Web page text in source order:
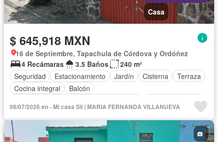
Casa
$ 645,918 MXN
16 de Septiembre, Tapachula de Córdova y Ordóñez
4 Recámaras
3.5 Baños
240 m²
Seguridad
Estacionamiento Jardín Cisterna
Terraza
Cocina integral
Balcón
Cocina equipada
Internet
Electricidad Agua
Cuarto de Limpieza
Televisión por cable
Zonas verdes
Vista panorámica
Recámara con closet
Sin amueblar
06/07/2026 en - Mi casa Sii | MARIA FERNANDA VILLANUEVA